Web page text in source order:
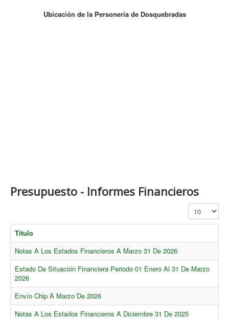
Ubicación de la Personería de Dosquebradas
Presupuesto - Informes Financieros
Cantidad a
Título
Notas A Los Estados Financieros A Marzo 31 De 2026
Estado De Situación Financiera Periodo 01 Enero Al 31 De Marzo
2026
Envío Chip A Marzo De 2026
Notas A Los Estados Financieros A Diciembre 31 De 2025